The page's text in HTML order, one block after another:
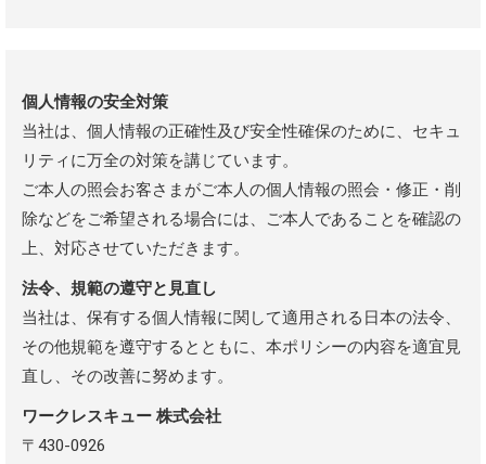
個人情報の安全対策
当社は、個人情報の正確性及び安全性確保のために、セキュ
リティに万全の対策を講じています。
ご本人の照会お客さまがご本人の個人情報の照会・修正・削
除などをご希望される場合には、ご本人であることを確認の
上、対応させていただきます。
法令、規範の遵守と見直し
当社は、保有する個人情報に関して適用される日本の法令、
その他規範を遵守するとともに、本ポリシーの内容を適宜見
直し、その改善に努めます。
ワークレスキュー 株式会社
〒430-0926